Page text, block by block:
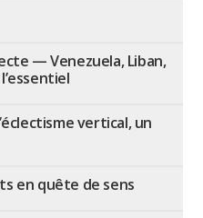
— Venezuela, Liban,
vertical, un
en quête de sens